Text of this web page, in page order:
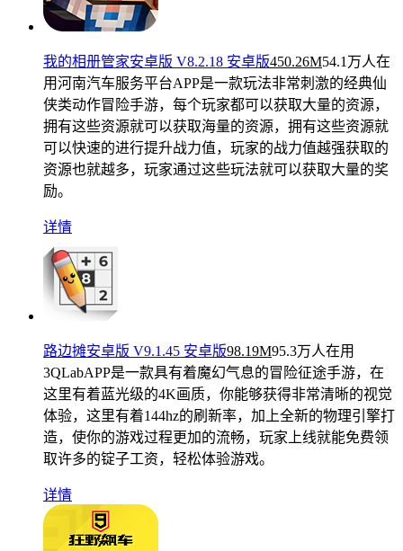
我的相册管家安卓版 V8.2.18 安卓版450.26M54.1万人在
用河南汽车服务平台APP是一款玩法非常刺激的经典仙
侠类动作冒险手游，每个玩家都可以获取大量的资源，
拥有这些资源就可以获取海量的资源，拥有这些资源就
可以快速的进行提升战力值，玩家的战力值越强获取的
资源也就越多，玩家通过这些玩法就可以获取大量的奖
励。
详情
路边摊安卓版 V9.1.45 安卓版98.19M95.3万人在用
3QLabAPP是一款具有着魔幻气息的冒险征途手游，在
这里有着蓝光级的4K画质，你能够获得非常清晰的视觉
体验，这里有着144hz的刷新率，加上全新的物理引擎打
造，使你的游戏过程更加的流畅，玩家上线就能免费领
取许多的锭子工资，轻松体验游戏。
详情